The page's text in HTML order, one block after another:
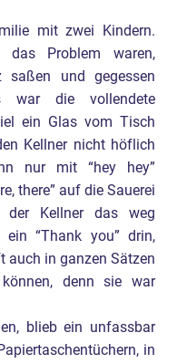
mit zwei Kindern.
das Problem waren,
und gegessen
war die vollendete
ein Glas vom Tisch
Kellner nicht höflich
nur mit “hey hey”
there” auf die Sauerei
Kellner das weg
“Thank you” drin,
auch in ganzen Sätzen
denn sie war
blieb ein unfassbar
in